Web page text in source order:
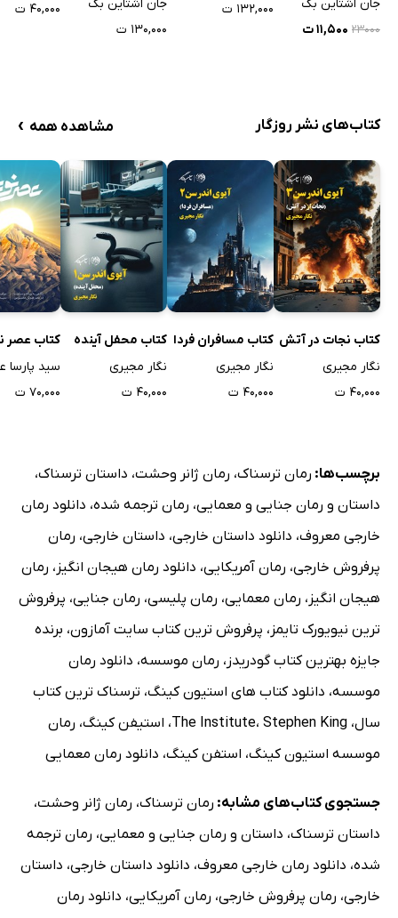
جان اشتاین بک
۲۳۰۰۰ ۱۱,۵۰۰ ت
۱۳۲,۰۰۰ ت
جان اشتاین بک
۱۳۰,۰۰۰ ت
۴۰,۰۰۰ ت
کتاب‌های نشر روزگار مشاهده همه ›
کتاب نجات در آتش
نگار مجیری
۴۰,۰۰۰ ت
کتاب مسافران فردا
نگار مجیری
۴۰,۰۰۰ ت
کتاب محفل آینده
نگار مجیری
۴۰,۰۰۰ ت
کتاب عصر
سید پارسا
۷۰,۰۰۰ ت
برچسب‌ها: رمان ترسناک، رمان ژانر وحشت، داستان ترسناک،
داستان و رمان جنایی و معمایی، رمان ترجمه شده، دانلود رمان
خارجی معروف، دانلود داستان خارجی، داستان خارجی، رمان
پرفروش خارجی، رمان آمریکایی، دانلود رمان هیجان انگیز ، رمان
هیجان انگیز ، رمان معمایی، رمان پلیسی، رمان جنایی، پرفروش
ترین نیویورک تایمز ، پرفروش ترین کتاب سایت آمازون، برنده
جایزه بهترین کتاب گودریدز ، رمان موسسه، دانلود رمان
موسسه، دانلود کتاب های استیون کینگ، ترسناک ترین کتاب
سال، The Institute، Stephen King ، استیفن کینگ، رمان
موسسه استیون کینگ، استفن کینگ، دانلود رمان معمایی
جستجوی کتاب‌های مشابه: رمان ترسناک، رمان ژانر وحشت،
داستان ترسناک، داستان و رمان جنایی و معمایی، رمان ترجمه
شده، دانلود رمان خارجی معروف، دانلود داستان خارجی، داستان
خارجی، رمان پرفروش خارجی، رمان آمریکایی، دانلود رمان